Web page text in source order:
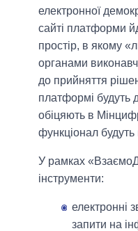
електронної
сайті платформи
простір, в якому
органами
до прийняття
платформі будуть
обіцяють в
функціонал
У рамках
інструменти:
електронні
запити на